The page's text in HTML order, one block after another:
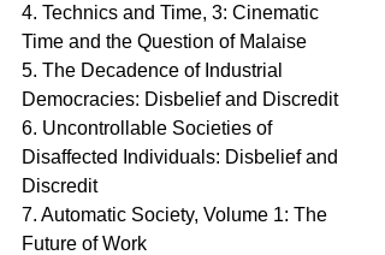
4. Technics and Time, 3: Cinematic
Time and the Question of Malaise
5. The Decadence of Industrial
Democracies: Disbelief and Discredit
6. Uncontrollable Societies of
Disaffected Individuals: Disbelief and
Discredit
7. Automatic Society, Volume 1: The
Future of Work